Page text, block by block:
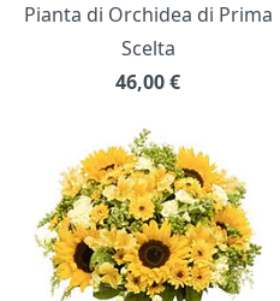
Pianta di Orchidea di Prima
Scelta
46,00€